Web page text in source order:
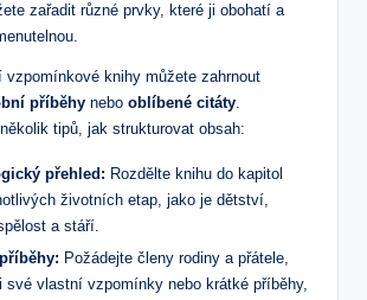
zařadit různé prvky, které ji obohatí a
vzpomínkové knihy můžete zahrnout
příběhy nebo oblíbené citáty.
tipů, jak strukturovat obsah:
přehled: Rozdělte knihu do kapitol
životních etap, jako je dětství,
a stáří.
Požádejte členy rodiny a přátele,
své vlastní vzpomínky nebo krátké příběhy,